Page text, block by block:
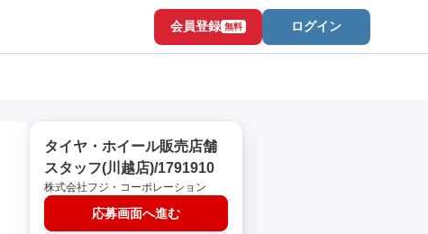
会員登録 無料 ログイン
タイヤ・ホイール販売店舗
スタッフ(川越店)/1791910
株式会社フジ・コーポレーション
応募画面へ進む